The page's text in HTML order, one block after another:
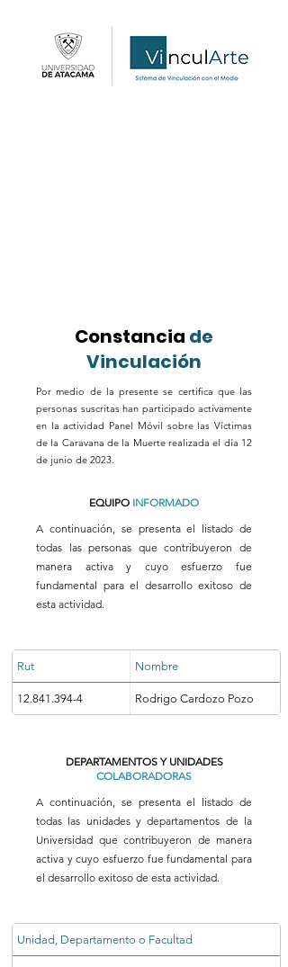
Constancia de
Vinculación
Por medio de la presente se certifica que las
personas suscritas han participado activamente
en la actividad Panel Móvil sobre las Víctimas
de la Caravana de la Muerte realizada el día 12
de junio de 2023.
EQUIPO INFORMADO
A continuación, se presenta el listado de
todas las personas que contribuyeron de
manera activa y cuyo esfuerzo fue
fundamental para el desarrollo exitoso de
esta actividad.
Rut Nombre
12.841.394-4 Rodrigo Cardozo Pozo
DEPARTAMENTOS Y UNIDADES
COLABORADORAS
A continuación, se presenta el listado de
todas las unidades y departamentos de la
Universidad que contribuyeron de manera
activa y cuyo esfuerzo fue fundamental para
el desarrollo exitoso de esta actividad.
Unidad, Departamento o Facultad